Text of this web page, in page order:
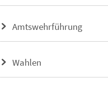
Amtswehrführung
Wahlen